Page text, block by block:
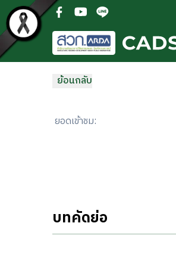
ข้ามไปยังเนื้อหาหลัก(open facebook in new new
(open youtube in new
(open line in new
ย้อนกลับ
ยอดเข้าชม:
บทคัดย่อ